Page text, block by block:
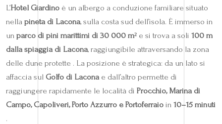
L’Hotel Giardino è un albergo a conduzione familiare situato
nella pineta di Lacona, sulla costa sud dell’isola. È immerso in
un parco di pini marittimi di 30 000 m² e si trova a soli 100 m
dalla spiaggia di Lacona, raggiungibile attraversando la zona
delle dune protette . La posizione è strategica: da un lato si
affaccia sul Golfo di Laconae dall’altro permette di
raggiungere rapidamente le località di Procchio, Marina di
Campo, Capoliveri, Porto Azzurro e Portoferraio in 10–15 minuti
.